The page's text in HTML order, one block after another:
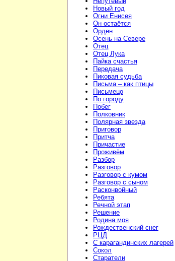
Новый год
Огни Енисея
Он остаётся
Орден
Осень на Севере
Отец
Отец Лука
Пайка счастья
Передача
Пиковая судьба
Письма – как птицы
Письмецо
По городу
Побег
Полковник
Полярная звезда
Приговор
Притча
Причастие
Проживём
Разбор
Разговор
Разговор с кумом
Разговор с сыном
Расконвойный
Ребята
Речной этап
Решение
Родина моя
Рождественский снег
РЦД
С карагандинских лагерей
Сокол
Старатели